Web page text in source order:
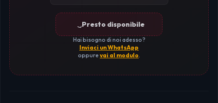
Presto disponibile
Hai bisogno di noi adesso?
Inviaci un WhatsApp
oppurevai al modulo.